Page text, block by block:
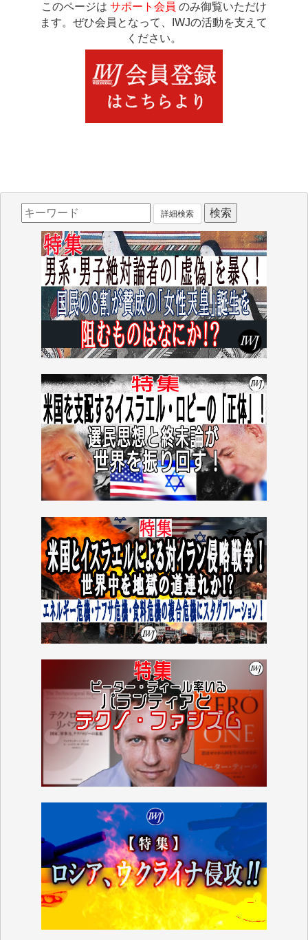
このページは サポート会員 のみ御覧いただけ
ます。ぜひ会員となって、IWJの活動を支えて
ください。
詳細検索